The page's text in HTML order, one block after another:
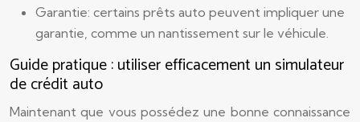
Garantie: certains prêts auto peuvent impliquer une
garantie, comme un nantissement sur le véhicule.
Guide pratique : utiliser efficacement un simulateur
de crédit auto
Maintenant que vous possédez une bonne connaissance